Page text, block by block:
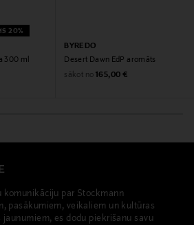
20%
300 ml
BYREDO
Desert Dawn EdP aromāts
sākot no Original Price
165,00 €
komunikāciju par Stockmann
pasākumiem, veikaliem un kultūras
es dodu piekrišanu savu